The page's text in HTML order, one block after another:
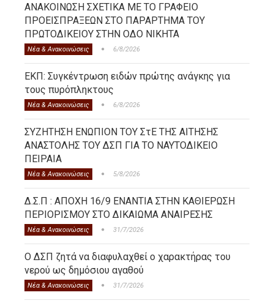
ΑΝΑΚΟΙΝΩΣΗ ΣΧΕΤΙΚΑ ΜΕ ΤΟ ΓΡΑΦΕΙΟ
ΠΡΟΕΙΣΠΡΑΞΕΩΝ ΣΤΟ ΠΑΡΑΡΤΗΜΑ ΤΟΥ
ΠΡΩΤΟΔΙΚΕΙΟΥ ΣΤΗΝ ΟΔΟ ΝΙΚΗΤΑ
Νέα & Ανακοινώσεις 6/8/2026
ΕΚΠ: Συγκέντρωση ειδών πρώτης ανάγκης για
τους πυρόπληκτους
Νέα & Ανακοινώσεις 6/8/2026
ΣΥΖΗΤΗΣΗ ΕΝΩΠΙΟΝ ΤΟΥ ΣτΕ ΤΗΣ ΑΙΤΗΣΗΣ
ΑΝΑΣΤΟΛΗΣ ΤΟΥ ΔΣΠ ΓΙΑ ΤΟ ΝΑΥΤΟΔΙΚΕΙΟ
ΠΕΙΡΑΙΑ
Νέα & Ανακοινώσεις 5/8/2026
Δ.Σ.Π : ΑΠΟΧΗ 16/9 ΕΝΑΝΤΙΑ ΣΤΗΝ ΚΑΘΙΕΡΩΣΗ
ΠΕΡΙΟΡΙΣΜΟΥ ΣΤΟ ΔΙΚΑΙΩΜΑ ΑΝΑΙΡΕΣΗΣ
Νέα & Ανακοινώσεις 31/7/2026
Ο ΔΣΠ ζητά να διαφυλαχθεί ο χαρακτήρας του
νερού ως δημόσιου αγαθού
Νέα & Ανακοινώσεις 31/7/2026